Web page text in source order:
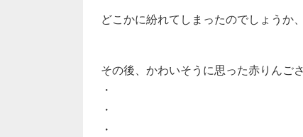
どこかに紛れてしまったのでしょうか
その後、かわいそうに思った赤りんご
・
・
・